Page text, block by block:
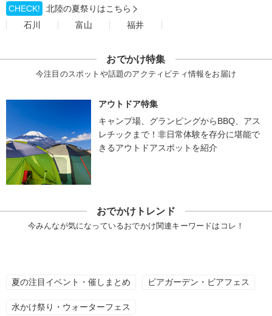
CHECK!
北陸の夏祭りはこちら
石川
富山 福井
おでかけ特集
今注目のスポットや話題のアクティビティ情報をお届け
アウトドア特集
キャンプ場、グランピングからBBQ、アス
レチックまで！非日常体験を存分に堪能で
きるアウトドアスポットを紹介
おでかけトレンド
今みんなが気になっているおでかけ関連キーワードはコレ！
夏の注目イベント・催しまとめ ビアガーデン・ビアフェス
水かけ祭り・ウォーターフェス